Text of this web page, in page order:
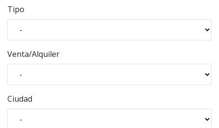
Tipo
Venta/Alquiler
Ciudad